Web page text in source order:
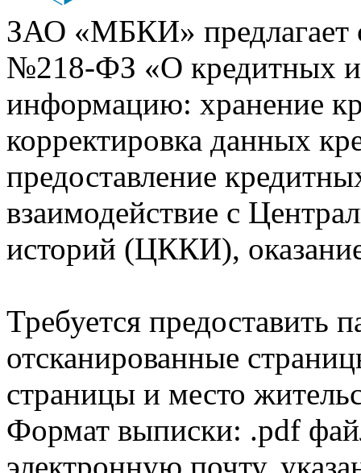
ЗАО «МБКИ» предлагает
№218-ФЗ «О кредитных
информацию: хранение
корректировка данных
предоставление
взаимодействие с
историй (ЦККИ),
Требуется предоставить
отсканированные
страницы и место
Формат выписки: .pdf
электронную почту,